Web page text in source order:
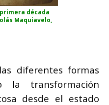
década
Maquiavelo,
diferentes formas
la transformación
desde el estado